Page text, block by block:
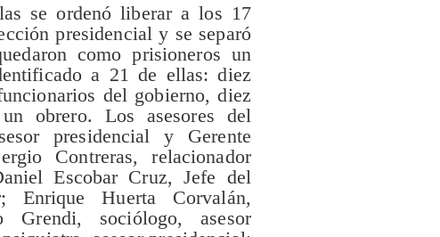
se ordenó liberar a los 17
presidencial y se separó
como prisioneros un
a 21 de ellas: diez
del gobierno, diez
obrero. Los asesores del
presidencial y Gerente
Contreras, relacionador
Escobar Cruz, Jefe del
Enrique Huerta Corvalán,
Grendi, sociólogo, asesor